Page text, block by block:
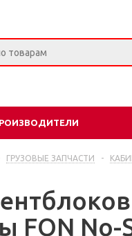
ГРУЗОВЫЕ ЗАПЧАСТИ -
FON No-